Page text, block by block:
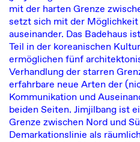
mit der harten Grenze
setzt sich mit der
auseinander. Das Badehaus
Teil in der koreanischen
ermöglichen fünf
Verhandlung der starren
erfahrbare neue Arten der
Kommunikation und
beiden Seiten. Jimjilbang ist
Grenze zwischen Nord und
Demarkationslinie als